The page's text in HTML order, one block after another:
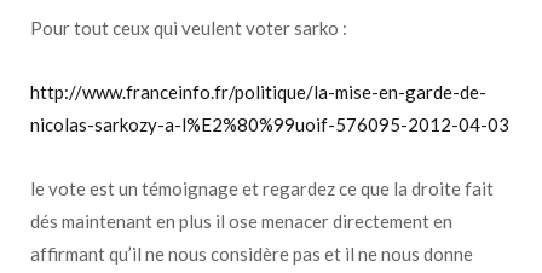
Pour tout ceux qui veulent voter sarko :
http://www.franceinfo.fr/politique/la-mise-en-garde-de-
nicolas-sarkozy-a-l%E2%80%99uoif-576095-2012-04-03
le vote est un témoignage et regardez ce que la droite fait
dés maintenant en plus il ose menacer directement en
affirmant qu’il ne nous considère pas et il ne nous donne